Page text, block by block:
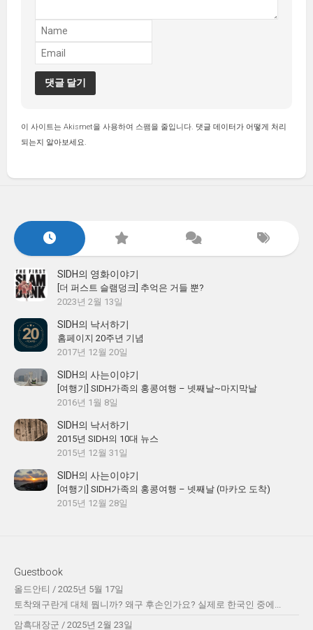
이 사이트는 Akismet을 사용하여 스팸을 줄입니다. 댓글 데이터가 어떻게 처리
되는지 알아보세요.
SIDH의 영화이야기
[더 퍼스트 슬램덩크] 추억은 거들 뿐?
2023년 2월 13일
SIDH의 낙서하기
홈페이지 20주년 기념
2017년 12월 20일
SIDH의 사는이야기
[여행기] SIDH가족의 홍콩여행 – 넷째날~마지막날
2016년 1월 8일
SIDH의 낙서하기
2015년 SIDH의 10대 뉴스
2015년 12월 31일
SIDH의 사는이야기
[여행기] SIDH가족의 홍콩여행 – 넷째날 (마카오 도착)
2015년 12월 28일
Guestbook
올드안티 / 2025년 5월 17일
토착왜구란게 대체 뭡니까? 왜구 후손인가요? 실제로 한국인 중에...
암흑대장군 / 2025년 2월 23일